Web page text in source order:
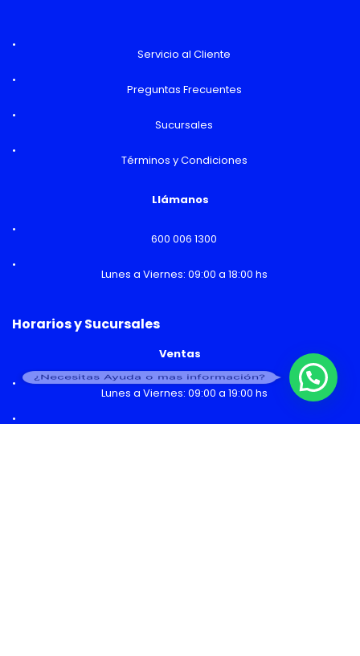
Servicio al Cliente
Preguntas Frecuentes
Sucursales
Términos y Condiciones
Llámanos
600 006 1300
Lunes a Viernes: 09:00 a 18:00 hs
Horarios y Sucursales
Ventas
Lunes a Viernes: 09:00 a 19:00 hs
Sábado: 09:00 a 14:00 hs
¿Necesitas Ayuda o mas información?